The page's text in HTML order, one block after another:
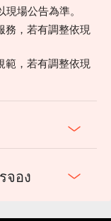
場公告為準。
務，若有調整依現
範，若有調整依現
จอง